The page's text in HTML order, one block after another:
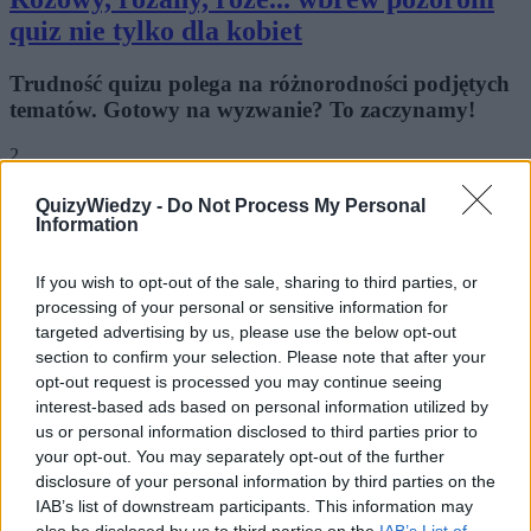
QuizyWiedzy - Do Not Process My Personal
Information
If you wish to opt-out of the sale, sharing to third parties, or
processing of your personal or sensitive information for
targeted advertising by us, please use the below opt-out
section to confirm your selection. Please note that after your
opt-out request is processed you may continue seeing
interest-based ads based on personal information utilized by
us or personal information disclosed to third parties prior to
your opt-out. You may separately opt-out of the further
disclosure of your personal information by third parties on the
IAB’s list of downstream participants. This information may
quiz nie tylko dla kobiet
Trudność quizu polega na różnorodności podjętych
tematów. Gotowy na wyzwanie? To zaczynamy!
2
11.7k 152
zwycięsko przez tę próbę!
Literatura, malarstwo, muzyka, film... masz
naprawdę duże pole do popisu. Powodzenia!
Zejść na manowce, włóczyć się bez celu...